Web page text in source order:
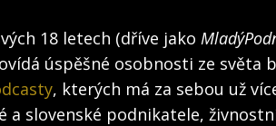
18 letech (dříve jako
úspěšné osobnosti ze světa
, kterých má za sebou už
a slovenské podnikatele,